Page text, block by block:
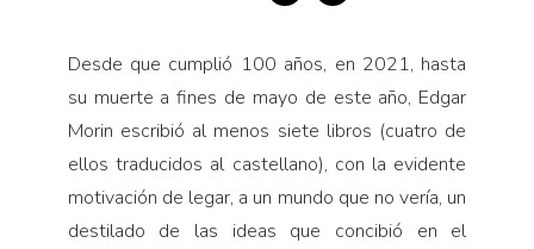
Literatura
Medioambiente
Narrativas visuales
Pensamiento
Pensamiento ilustrado
Desde que cumplió 100 años, en 2021, hasta
su muerte a fines de mayo de este año, Edgar
Morin escribió al menos siete libros (cuatro de
ellos traducidos al castellano), con la evidente
motivación de legar, a un mundo que no vería, un
destilado de las ideas que concibió en el